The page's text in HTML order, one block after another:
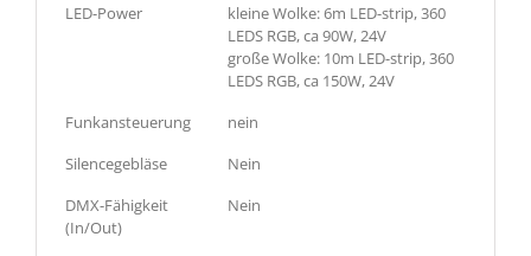
LED-Power
kleine Wolke: 6m LED-strip, 360
LEDS RGB, ca 90W, 24V
große Wolke: 10m LED-strip, 360
LEDS RGB, ca 150W, 24V
Funkansteuerung
nein
Silencegebläse
Nein
DMX-Fähigkeit
(In/Out)
Nein